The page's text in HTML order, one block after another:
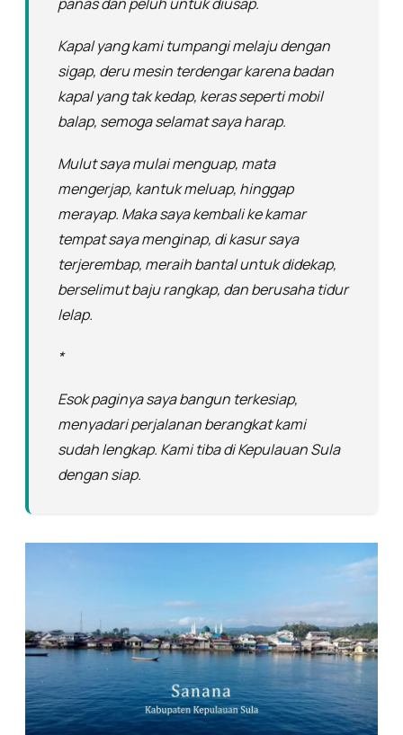
Kapal yang kami tumpangi melaju dengan
sigap, deru mesin terdengar karena badan
kapal yang tak kedap, keras seperti mobil
balap, semoga selamat saya harap.
Mulut saya mulai menguap, mata
mengerjap, kantuk meluap, hinggap
merayap. Maka saya kembali ke kamar
tempat saya menginap, di kasur saya
terjerembap, meraih bantal untuk didekap,
berselimut baju rangkap, dan berusaha tidur
lelap.
*
Esok paginya saya bangun terkesiap,
menyadari perjalanan berangkat kami
sudah lengkap. Kami tiba di Kepulauan Sula
dengan siap.